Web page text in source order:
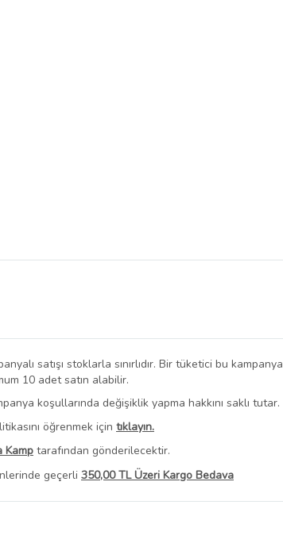
satışı stoklarla sınırlıdır. Bir tüketici bu kampanya
10 adet satın alabilir.
koşullarında değişiklik yapma hakkını saklı tutar.
öğrenmek için tıklayın.
Kamp tarafından gönderilecektir.
geçerli 350,00 TL Üzeri Kargo Bedava
Ürünlerini Görüntüle